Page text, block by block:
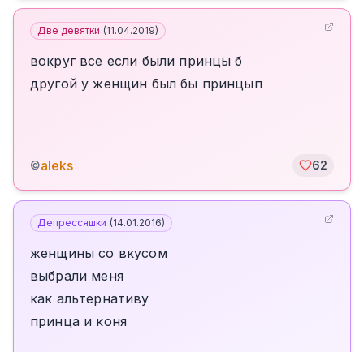
Две девятки (11.04.2019)
вокруг все если были принцы б
другой у женщин был бы принцып
©aleks 62
Депрессяшки (14.01.2016)
женщины со вкусом
выбрали меня
как альтернативу
принца и коня